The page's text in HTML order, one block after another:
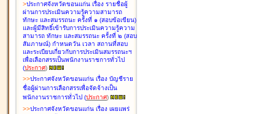
>ประกาศจังหวัดขอนแก่น เรื่อง รายชื่อผู้
ผ่านการประเมินความรู้ความสามารถ
ทักษะ และสมรรถนะ ครั้งที่ ๑ (สอบข้อเขียน)
และผู้มีสิทธิ์เข้ารับการประเมินความรู้ความ
สามารถ ทักษะ และสมรรถนะ ครั้งที่ ๒ (สอบ
สัมภาษณ์) กำหนดวัน เวลา สถานที่สอบ
และระเบียบเกี่ยวกับการประเมินสมรรถนะฯ
เพื่อเลือกสรรเป็นพนักงานราชการทั่วไป
(ประกาศ)
>>ประกาศจังหวัดขอนแก่น เรื่อง บัญชีราย
ชื่อผู้ผ่านการเลือกสรรเพื่อจัดจ้างเป็น
พนักงานราชการทั่วไป (ประกาศ)
>>ประกาศจังหวัดขอนแก่น เรื่อง เผยแพร่